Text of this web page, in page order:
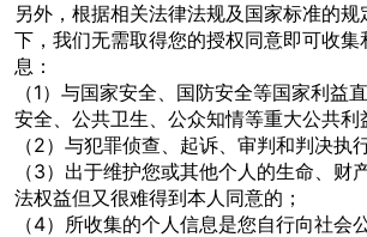
另外，根据相关法律法规及国家标准的
下，我们无需取得您的授权同意即可收
息：
（1）与国家安全、国防安全等国家利益
安全、公共卫生、公众知情等重大公共利
（2）与犯罪侦查、起诉、审判和判决执
（3）出于维护您或其他个人的生命、财
法权益但又很难得到本人同意的；
（4）所收集的个人信息是您自行向社会